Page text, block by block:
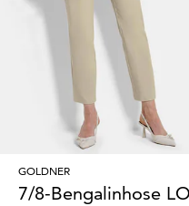
GOLDNER
7/8-Bengalinhose